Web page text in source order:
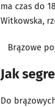
ma czas do
Witkowska,
Brązowe
Jak
Do